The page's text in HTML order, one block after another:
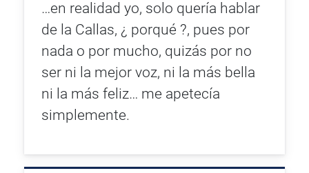
…en realidad yo, solo quería hablar
de la Callas, ¿ porqué ?, pues por
nada o por mucho, quizás por no
ser ni la mejor voz, ni la más bella
ni la más feliz… me apetecía
simplemente.